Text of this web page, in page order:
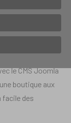
à IDIMweb de
promouvoir leur
le CMS Joomla
boutique aux
des